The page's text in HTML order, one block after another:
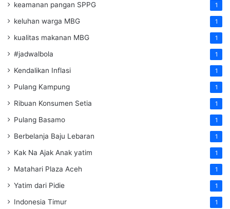
keamanan pangan SPPG 1
keluhan warga MBG 1
kualitas makanan MBG 1
#jadwalbola 1
Kendalikan Inflasi 1
Pulang Kampung 1
Ribuan Konsumen Setia 1
Pulang Basamo 1
Berbelanja Baju Lebaran 1
Kak Na Ajak Anak yatim 1
Matahari Plaza Aceh 1
Yatim dari Pidie 1
Indonesia Timur 1